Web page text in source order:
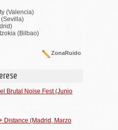
(Valencia)
(Sevilla)
(Bilbao)
ZonaRuido
Brutal Noise Fest (Junio
Distance (Madrid, Marzo